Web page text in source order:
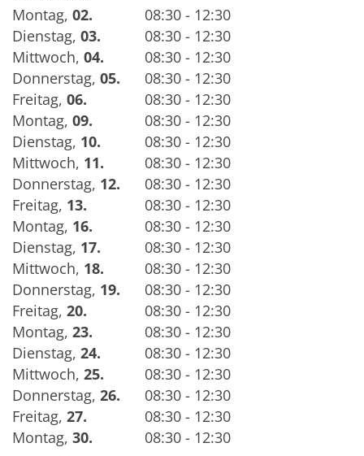
Montag, 02.
08:30 - 12:30
Dienstag, 03.
08:30 - 12:30
Mittwoch, 04.
08:30 - 12:30
Donnerstag, 05.
08:30 - 12:30
Freitag, 06.
08:30 - 12:30
Montag, 09.
08:30 - 12:30
Dienstag, 10.
08:30 - 12:30
Mittwoch, 11.
08:30 - 12:30
Donnerstag, 12.
08:30 - 12:30
Freitag, 13.
08:30 - 12:30
Montag, 16.
08:30 - 12:30
Dienstag, 17.
08:30 - 12:30
Mittwoch, 18.
08:30 - 12:30
Donnerstag, 19.
08:30 - 12:30
Freitag, 20.
08:30 - 12:30
Montag, 23.
08:30 - 12:30
Dienstag, 24.
08:30 - 12:30
Mittwoch, 25.
08:30 - 12:30
Donnerstag, 26.
08:30 - 12:30
Freitag, 27.
08:30 - 12:30
Montag, 30.
08:30 - 12:30